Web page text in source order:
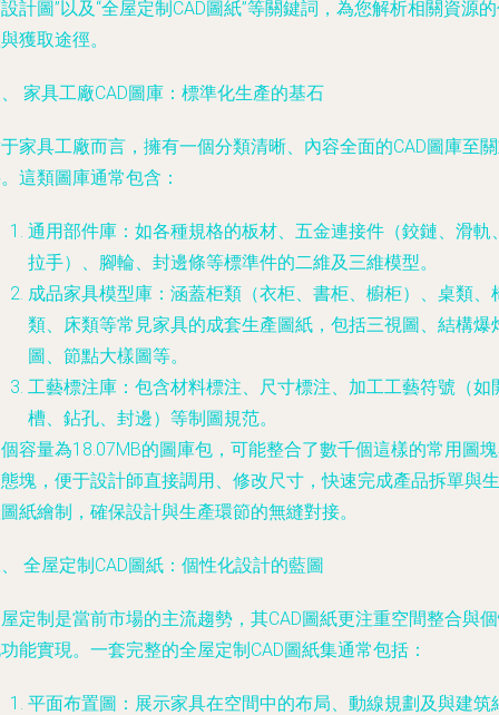
計圖”以及“全屋定制CAD圖紙”等關鍵詞，為您解析相關資源
獲取途徑。
家具工廠CAD圖庫：標準化生產的基石
家具工廠而言，擁有一個分類清晰、內容全面的CAD圖庫至
這類圖庫通常包含：
通用部件庫：如各種規格的板材、五金連接件（鉸鏈、滑軌
拉手）、腳輪、封邊條等標準件的二維及三維模型。
成品家具模型庫：涵蓋柜類（衣柜、書柜、櫥柜）、桌類、
類、床類等常見家具的成套生產圖紙，包括三視圖、結構爆
圖、節點大樣圖等。
工藝標注庫：包含材料標注、尺寸標注、加工工藝符號（如
槽、鉆孔、封邊）等制圖規范。
容量為18.07MB的圖庫包，可能整合了數千個這樣的常用圖
塊，便于設計師直接調用、修改尺寸，快速完成產品拆單與生
紙繪制，確保設計與生產環節的無縫對接。
全屋定制CAD圖紙：個性化設計的藍圖
定制是當前市場的主流趨勢，其CAD圖紙更注重空間整合與
能實現。一套完整的全屋定制CAD圖紙集通常包括：
平面布置圖：展示家具在空間中的布局、動線規劃及與建筑